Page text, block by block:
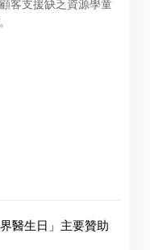
客支援缺乏資源學童
醫生日」主要贊助